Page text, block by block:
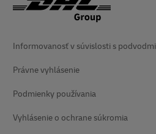
Informovanosť v súvislosti s podvodmi
Právne vyhlásenie
Podmienky používania
Vyhlásenie o ochrane súkromia